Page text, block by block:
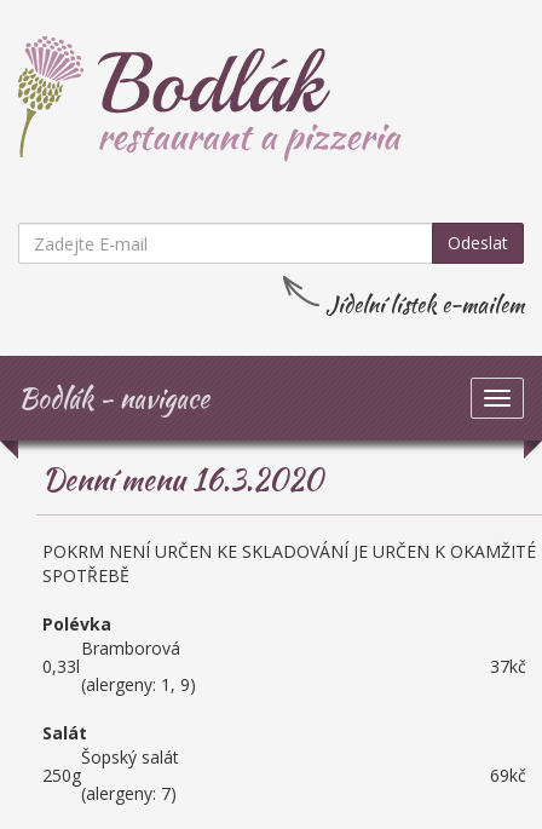
Odeslat
Jídelní lístek e-mailem
Bodlák - navigace
Denní menu 16.3.2020
POKRM NENÍ URČEN KE SKLADOVÁNÍ JE URČEN K OKAMŽITÉ
SPOTŘEBĚ
Polévka
0,33l
Bramborová
(alergeny: 1, 9)
37kč
Salát
250g
Šopský salát
(alergeny: 7)
69kč